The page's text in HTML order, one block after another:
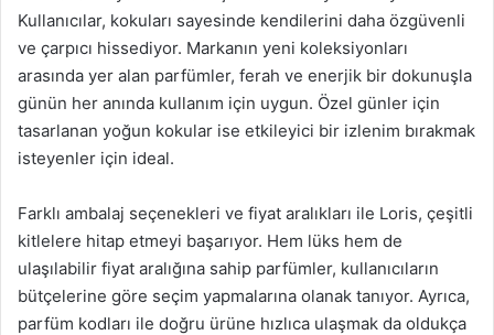
Kullanıcılar, kokuları sayesinde kendilerini daha özgüvenli
ve çarpıcı hissediyor. Markanın yeni koleksiyonları
arasında yer alan parfümler, ferah ve enerjik bir dokunuşla
günün her anında kullanım için uygun. Özel günler için
tasarlanan yoğun kokular ise etkileyici bir izlenim bırakmak
isteyenler için ideal.
Farklı ambalaj seçenekleri ve fiyat aralıkları ile Loris, çeşitli
kitlelere hitap etmeyi başarıyor. Hem lüks hem de
ulaşılabilir fiyat aralığına sahip parfümler, kullanıcıların
bütçelerine göre seçim yapmalarına olanak tanıyor. Ayrıca,
parfüm kodları ile doğru ürüne hızlıca ulaşmak da oldukça